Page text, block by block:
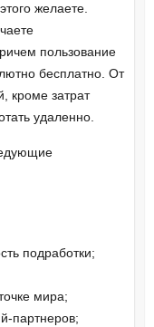
желаете.
пользование
бесплатно. От
кроме затрат
удаленно.
подработки;
мира;
партнеров;